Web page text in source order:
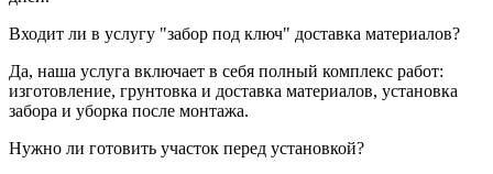
Входит ли в услугу "забор под ключ" доставка материалов?
Да, наша услуга включает в себя полный комплекс работ:
изготовление, грунтовка и доставка материалов, установка
забора и уборка после монтажа.
Нужно ли готовить участок перед установкой?